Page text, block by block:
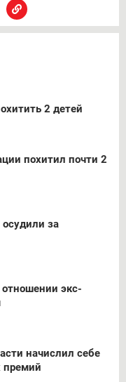
2 детей
похитил почти 2
за
экс-
начислил себе
премий